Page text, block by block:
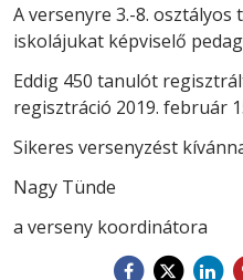
A versenyre 3.-8.
iskolájukat képviselő
Eddig 450 tanulót
regisztráció 2019. február
Sikeres versenyzést
Nagy Tünde
a verseny koordinátora